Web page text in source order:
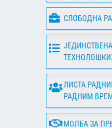
СЛОБОДНА
ЛИСТА
РАДНИМ
МОЛБА ЗА